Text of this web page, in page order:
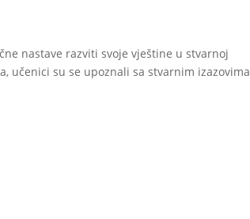
nastave razviti svoje vještine u stvarnoj
učenici su se upoznali sa stvarnim izazovima